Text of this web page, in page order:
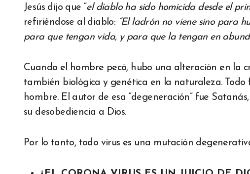
Jesús dijo que “ el diablo ha sido homicida desde el
refiriéndose al diablo: “El ladrón no viene sino para
para que tengan vida, y para que la tengan en
Cuando el hombre pecó, hubo una alteración en la
también biológica y genética en la naturaleza.
hombre. El autor de esa “degeneración” fue
su desobediencia a Dios.
Por lo tanto, todo virus es una mutación